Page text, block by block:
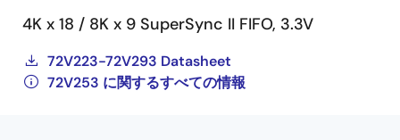
4K x 18 / 8K x 9 SuperSync II FIFO, 3.3V
72V223-72V293 Datasheet
72V253 に関するすべての情報